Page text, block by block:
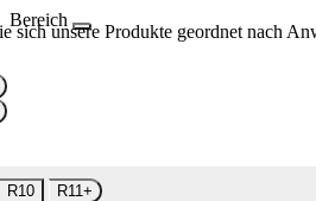
Bereich
sich unsere Produkte geordnet nach
R10
R11+